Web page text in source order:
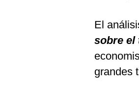
El
sobre el
grandes